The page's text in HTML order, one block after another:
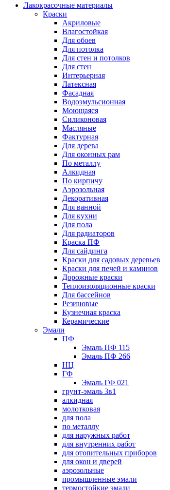
Лакокрасочные материалы
Краски
Акриловые
Влагостойкая
Для обоев
Для потолка
Для стен и потолков
Для стен
Интерьерная
Латексная
Фасадная
Водоэмульсионная
Моющаяся
Силиконовая
Масляные
Фактурная
Для дерева
Для оконных рам
По металлу
Алкидная
По кирпичу
Аэрозольная
Декоративная
Для ванной
Для кухни
Для пола
Для радиаторов
Краска ПФ
Для сайдинга
Краски для садовых деревьев
Краски для печей и каминов
Дорожные краски
Теплоизоляционные краски
Для бассейнов
Резиновые
Кузнечная краска
Керамические
Эмали
ПФ
Эмаль ПФ 115
Эмаль ПФ 266
НЦ
ГФ
Эмаль ГФ 021
грунт-эмаль 3в1
алкидная
молотковая
для пола
по металлу
для наружных работ
для внутренних работ
для отопительных приборов
для окон и дверей
аэрозольные
промышленные эмали
термостойкие эмали